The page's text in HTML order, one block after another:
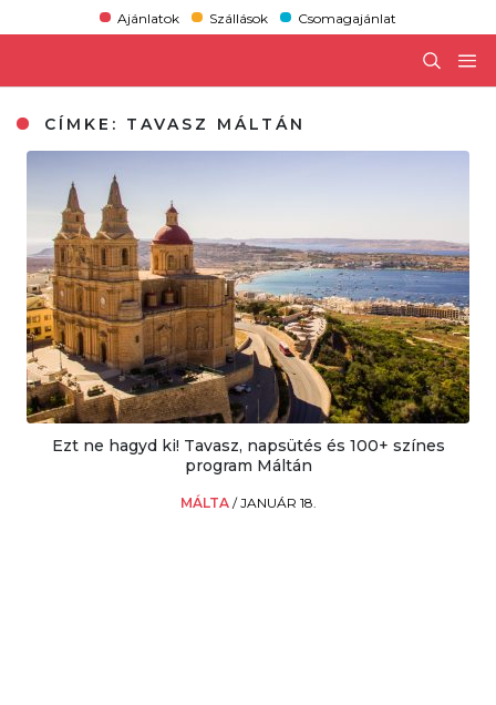
Ajánlatok Szállások Csomagajánlat
CÍMKE: TAVASZ MÁLTÁN
Ezt ne hagyd ki! Tavasz, napsütés és 100+ színes
program Máltán
MÁLTA /JANUÁR 18.